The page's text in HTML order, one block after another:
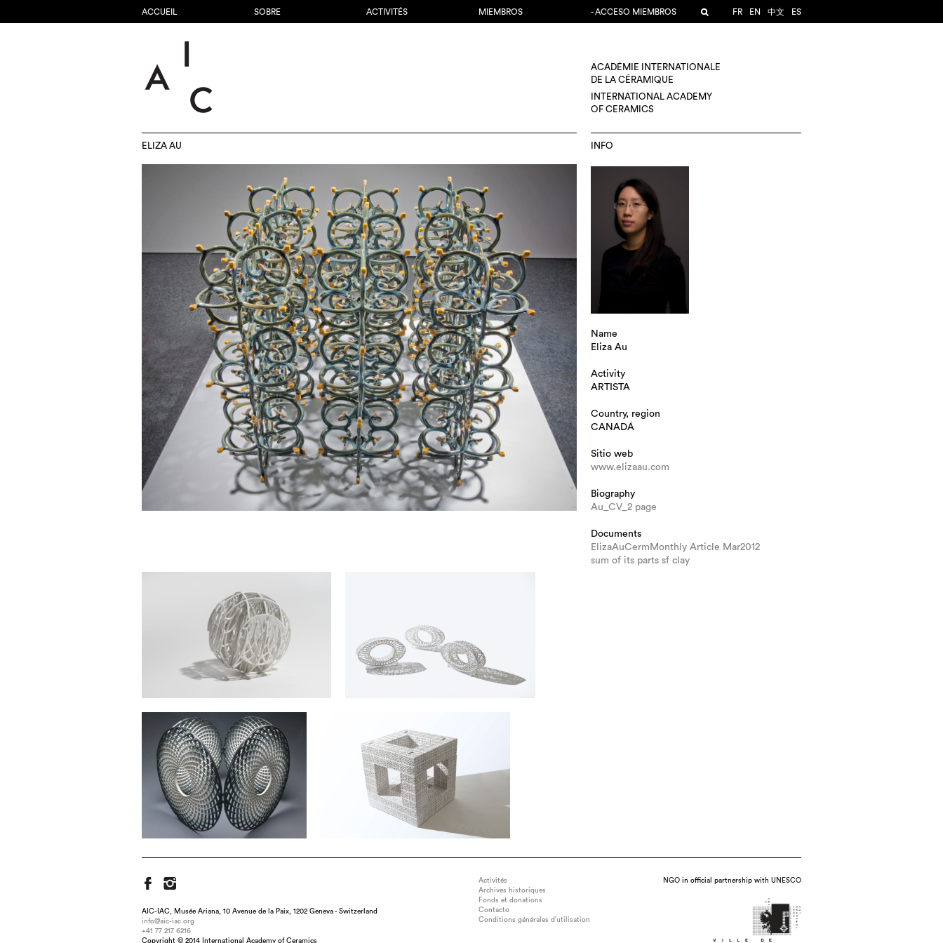
ACCUEIL SOBRE ACTIVITÉS MIEMBROS - ACCESO MIEMBROS FR EN 中文 ES
ACADÉMIE INTERNATIONALE
DE LA CÉRAMIQUE
INTERNATIONAL ACADEMY
OF CERAMICS
ELIZA AU INFO
Name
Eliza Au
Activity
ARTISTA
Country, region
CANADÁ
Sitio web
www.elizaau.com
Biography
Au_CV_2 page
Documents
ElizaAuCermMonthly Article Mar2012
sum of its parts sf clay
AIC-IAC, Musée Ariana, 10 Avenue de la Paix, 1202 Geneva - Switzerland
info@aic-iac.org
+41 77 217 6216
Copyright © 2014 International Academy of Ceramics
Activités
Archives historiques
Fonds et donations
Contacto
Conditions générales d’utilisation
NGO in official partnership with UNESCO